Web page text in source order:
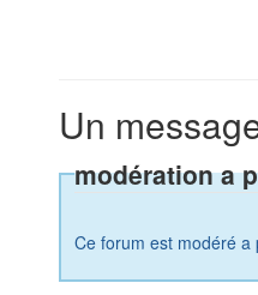
Un
modération a
Ce forum est modéré a